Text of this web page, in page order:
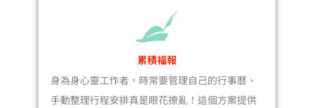
累積福報
身為身心靈工作者，時常要管理自己的行事曆、
手動整理行程安排真是眼花撩亂！這個方案提供